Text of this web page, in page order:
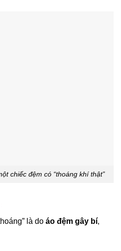
chiếc đệm có “thoáng khí thật”
là do áo đệm gây bí,